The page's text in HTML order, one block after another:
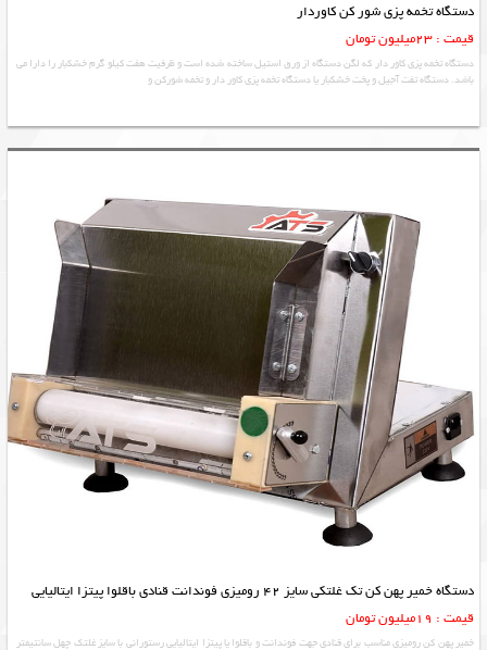
دستگاه تخمه پزی شور کن کاوردار
قیمت : 23میلیون تومان
دستگاه تخمه پزی کاور دار که لگن دستگاه از ورق استیل ساخته شده است و ظرفیت هفت کیلو گرم خشکبار را دارا می
باشد. دستگاه تفت آجیل و پخت خشکبار یا دستگاه تخمه پزی کاور دار و تخمه شورکن و
دستگاه خمیر پهن کن تک غلتکی سایز 42 رومیزی فوندانت قنادی باقلوا پیتزا ایتالیایی
قیمت : 19میلیون تومان
خمیر پهن کن رومیزی مناسب برای قنادی جهت فوندانت و باقلوا یا پیتزا ایتالیایی رستورانی با سایز غلتک چهل سانتیمتر